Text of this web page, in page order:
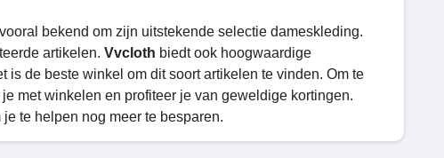
bekend om zijn uitstekende selectie dameskleding.
artikelen. Vvcloth biedt ook hoogwaardige
de beste winkel om dit soort artikelen te vinden. Om te
je met winkelen en profiteer je van geweldige kortingen.
te helpen nog meer te besparen.